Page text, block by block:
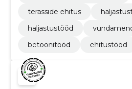
terasside ehitus
haljastustööd
betoonitööd
ehitustööd